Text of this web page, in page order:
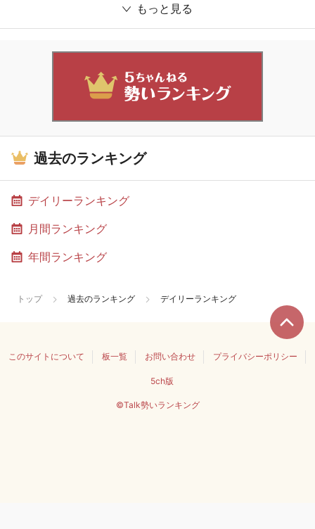
もっと見る
過去のランキング
デイリーランキング
月間ランキング
年間ランキング
トップ 過去のランキング デイリーランキング
このサイトについて 板一覧 お問い合わせ プライバシーポリシー
5ch版
©Talk勢いランキング